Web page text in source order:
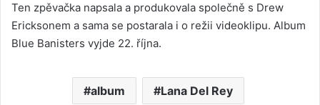
Ten zpěvačka napsala a produkovala společně s Drew
Ericksonem a sama se postarala i o režii videoklipu. Album
Blue Banisters vyjde 22. října.
album Lana Del Rey